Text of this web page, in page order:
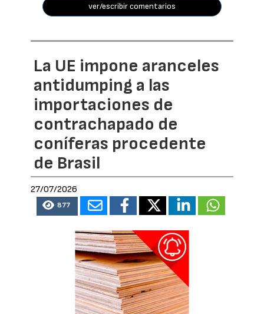
ver/escribir comentarios
La UE impone aranceles
antidumping a las
importaciones de
contrachapado de
coníferas procedente
de Brasil
27/07/2026
877